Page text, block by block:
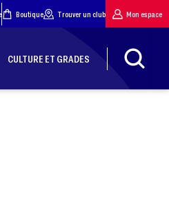
Boutique Trouver un club Mon espace
CULTURE ET GRADES